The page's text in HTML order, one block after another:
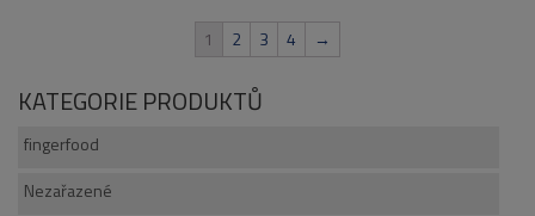
1 2 3 4 →
KATEGORIE PRODUKTŮ
fingerfood
Nezařazené